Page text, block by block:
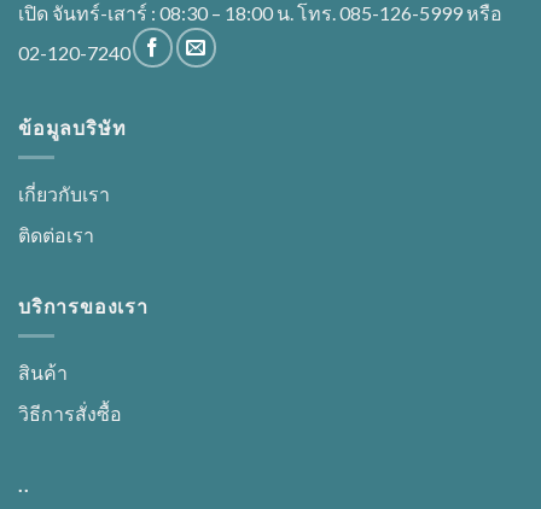
เปิด จันทร์-เสาร์ : 08:30 – 18:00 น. โทร. 085-126-5999 หรือ
02-120-7240
ข้อมูลบริษัท
เกี่ยวกับเรา
ติดต่อเรา
บริการของเรา
สินค้า
วิธีการสั่งซื้อ